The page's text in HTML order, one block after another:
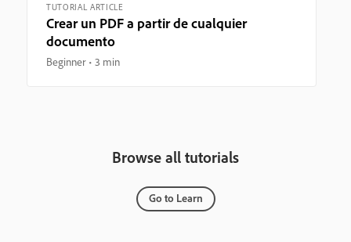
TUTORIAL ARTICLE
Crear un PDF a partir de cualquier
documento
Beginner 3 min
Browse all tutorials
Go to Learn